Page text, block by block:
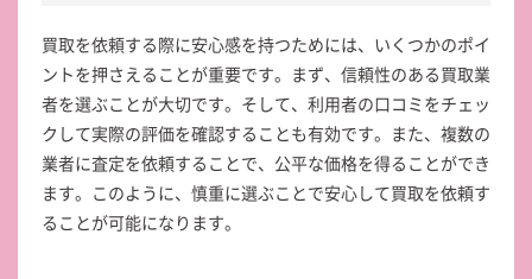
買取を依頼する際に安心感を持つためには、いくつかのポイ
ントを押さえることが重要です。まず、信頼性のある買取業
者を選ぶことが大切です。そして、利用者の口コミをチェッ
クして実際の評価を確認することも有効です。また、複数の
業者に査定を依頼することで、公平な価格を得ることができ
ます。このように、慎重に選ぶことで安心して買取を依頼す
ることが可能になります。